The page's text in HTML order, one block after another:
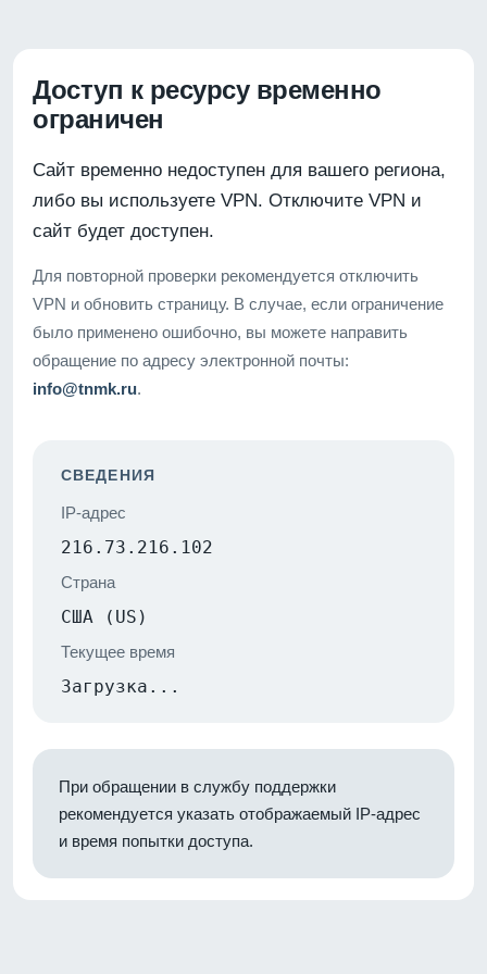
Доступ к ресурсу временно
ограничен
Сайт временно недоступен для вашего региона,
либо вы используете VPN. Отключите VPN и
сайт будет доступен.
Для повторной проверки рекомендуется отключить
VPN и обновить страницу. В случае, если ограничение
было применено ошибочно, вы можете направить
обращение по адресу электронной почты:
info@tnmk.ru.
СВЕДЕНИЯ
IP-адрес
216.73.216.102
Страна
США (US)
Текущее время
Загрузка...
При обращении в службу поддержки
рекомендуется указать отображаемый IP-адрес
и время попытки доступа.